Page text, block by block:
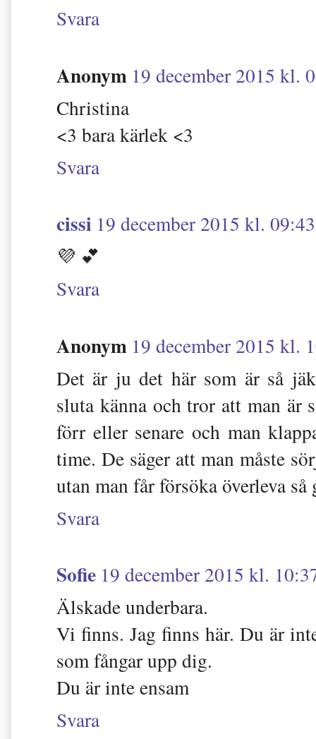
Svara
Anonym 19 december 2015 kl.
Christina
<3 bara kärlek <3
Svara
cissi 19 december 2015 kl. 09:43
💜 💕
Svara
Anonym 19 december 2015 kl.
Det är ju det här som är så
sluta känna och tror att man är
förr eller senare och man
time. De säger att man måste
utan man får försöka överleva
Svara
Sofie 19 december 2015 kl.
Älskade underbara.
Vi finns. Jag finns här. Du är
som fångar upp dig.
Du är inte ensam
Svara